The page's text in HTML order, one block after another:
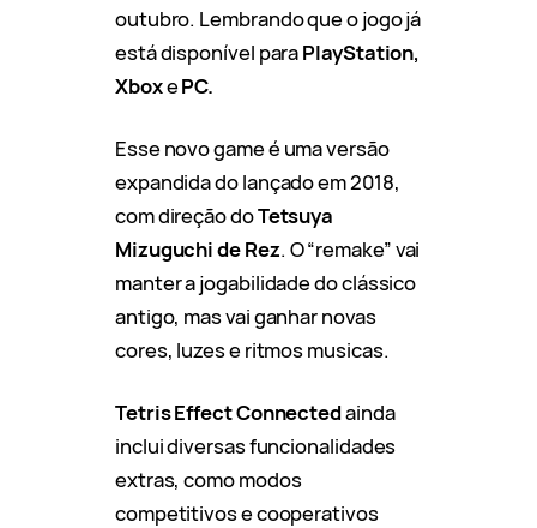
outubro. Lembrando que o jogo já
está disponível paraPlayStation,
XboxePC.
Esse novo game é uma versão
expandida do lançado em 2018,
com direção doTetsuya
Mizuguchi de Rez. O “remake” vai
manter a jogabilidade do clássico
antigo, mas vai ganhar novas
cores, luzes e ritmos musicas.
Tetris Effect Connectedainda
inclui diversas funcionalidades
extras, como modos
competitivos e cooperativos